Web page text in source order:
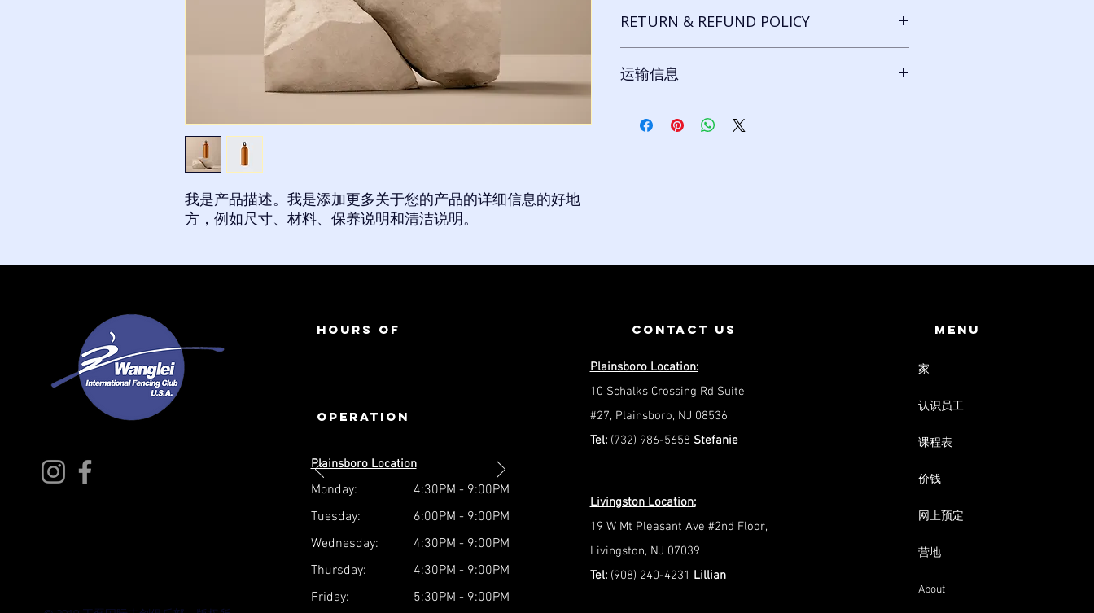
我是产品描述。我是添加更多关于您的产品的详细信息的好地
方，例如尺寸、材料、保养说明和清洁说明。
方，例如尺寸、材料、保养和清洁说明。这也是写下该产
RETURN & REFUND POLICY
your customers know what to do in case they are
way to build trust and reassure your customers that
运输信息
的更多信息的好地方。提供有关您的运输政策的直接信息
Hours of
operation
Plainsboro Location
4:30PM - 9:00PM
6:00PM - 9:00PM
4:30PM - 9:00PM
4:30PM - 9:00PM
5:30PM - 9:00PM
Monday:
Tuesday:
Wednesday:
Thursday:
Friday:
contact us
Plainsboro Location:
10 Schalks Crossing Rd Suite
#27, Plainsboro, NJ 08536
Tel: (732) 986-5658 Stefanie
Livingston Location:
19 W Mt Pleasant Ave #2nd Floor,
Livingston, NJ 07039
Tel: (908) 240-4231 Lillian
menu
家
认识员工
课程表
价钱
网上预定
营地
About